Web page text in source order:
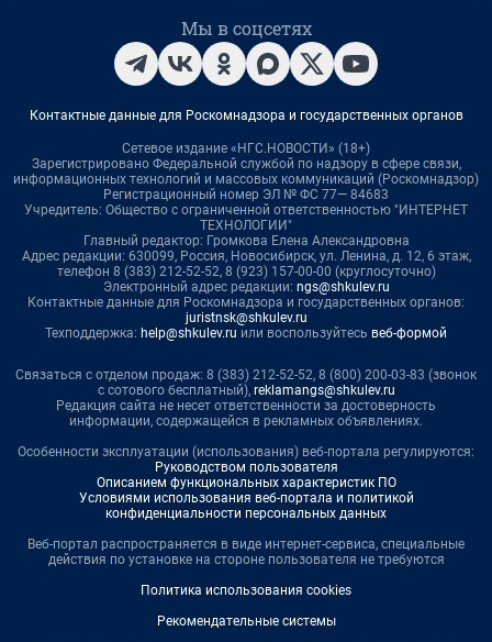
Мы в соцсетях
Контактные данные для Роскомнадзора и государственных органов
Сетевое издание «НГС.НОВОСТИ» (18+)
Зарегистрировано Федеральной службой по надзору в сфере связи,
информационных технологий и массовых коммуникаций (Роскомнадзор)
Регистрационный номер ЭЛ № ФС 77— 84683
Учредитель: Общество с ограниченной ответственностью "ИНТЕРНЕТ
ТЕХНОЛОГИИ"
Главный редактор: Громкова Елена Александровна
Адрес редакции: 630099, Россия, Новосибирск, ул. Ленина, д. 12, 6 этаж,
телефон 8 (383) 212-52-52, 8 (923) 157-00-00 (круглосуточно)
Электронный адрес редакции: ngs@shkulev.ru
Контактные данные для Роскомнадзора и государственных органов:
juristnsk@shkulev.ru
Техподдержка: help@shkulev.ru или воспользуйтесь веб-формой
Связаться с отделом продаж: 8 (383) 212-52-52, 8 (800) 200-03-83 (звонок
с сотового бесплатный), reklamangs@shkulev.ru
Редакция сайта не несет ответственности за достоверность
информации, содержащейся в рекламных объявлениях.
Особенности эксплуатации (использования) веб-портала регулируются:
Руководством пользователя
Описанием функциональных характеристик ПО
Условиями использования веб-портала и политикой
конфиденциальности персональных данных
Веб-портал распространяется в виде интернет-сервиса, специальные
действия по установке на стороне пользователя не требуются
Политика использования cookies
Рекомендательные системы